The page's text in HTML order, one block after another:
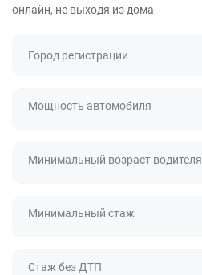
онлайн, не выходя из дома
Город регистрации
Мощность автомобиля
Минимальный возраст водителя
Минимальный стаж
Стаж без ДТП